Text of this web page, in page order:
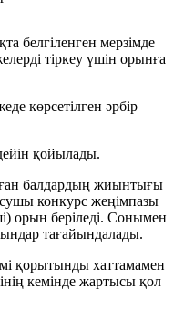
белгіленген мерзімде
тіркеу үшін орынға
көрсетілген әрбір
қойылады.
балдардың жиынтығы
конкурс жеңімпазы
орын беріледі. Сонымен
тағайындалады.
қорытынды хаттамамен
кемінде жартысы қол